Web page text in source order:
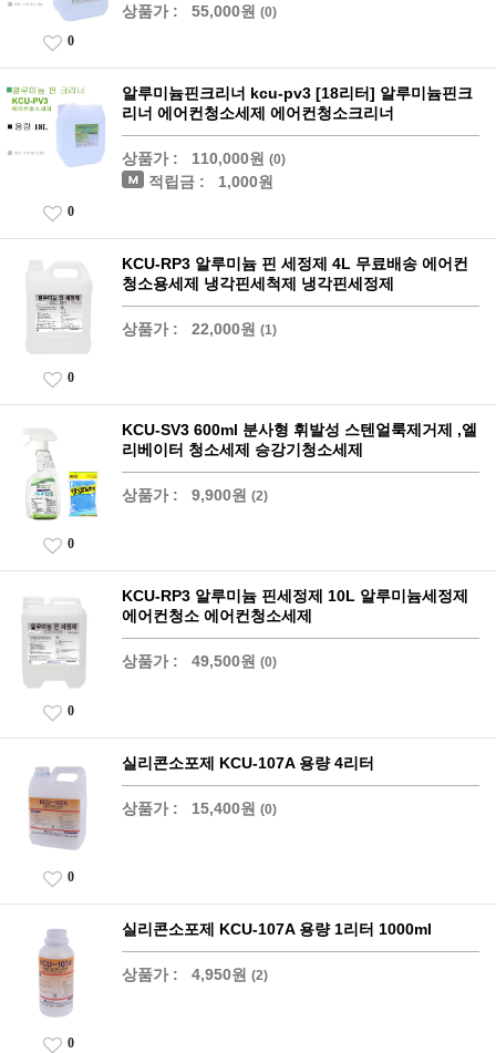
상품가 : 55,000원 (0)
0
알루미늄핀크리너 kcu-pv3 [18리터] 알루미늄핀크
리너 에어컨청소세제 에어컨청소크리너
상품가 : 110,000원 (0)
적립금 : 1,000원
0
KCU-RP3 알루미늄 핀 세정제 4L 무료배송 에어컨
청소용세제 냉각핀세척제 냉각핀세정제
상품가 : 22,000원 (1)
0
KCU-SV3 600ml 분사형 휘발성 스텐얼룩제거제 ,엘
리베이터 청소세제 승강기청소세제
상품가 : 9,900원 (2)
0
KCU-RP3 알루미늄 핀세정제 10L 알루미늄세정제
에어컨청소 에어컨청소세제
상품가 : 49,500원 (0)
0
실리콘소포제 KCU-107A 용량 4리터
상품가 : 15,400원 (0)
0
실리콘소포제 KCU-107A 용량 1리터 1000ml
상품가 : 4,950원 (2)
0